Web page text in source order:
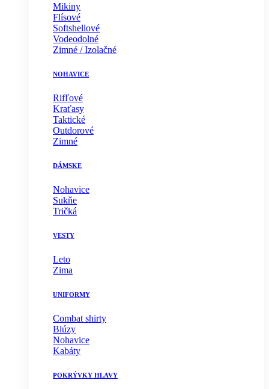
Mikiny
Flísové
Softshellové
Vodeodolné
Zimné / Izolačné
NOHAVICE
Rifľové
Kraťasy
Taktické
Outdorové
Zimné
DÁMSKE
Nohavice
Sukňe
Tričká
VESTY
Leto
Zima
UNIFORMY
Combat shirty
Blúzy
Nohavice
Kabáty
POKRÝVKY HLAVY